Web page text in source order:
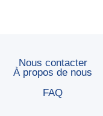
Nous contacter
À propos de nous
FAQ